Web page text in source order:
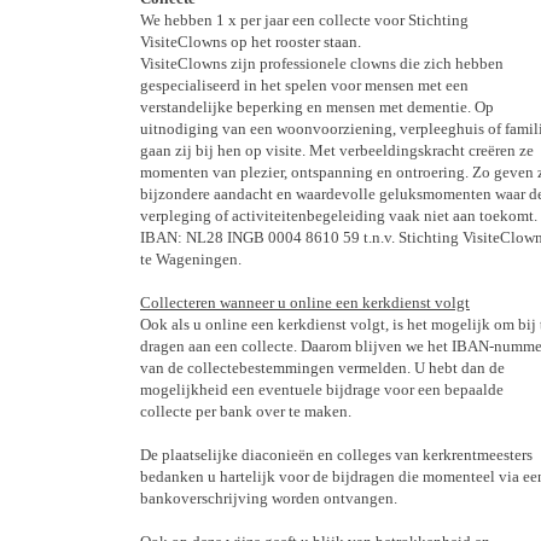
We hebben 1 x per jaar een collecte voor Stichting
VisiteClowns op het rooster staan.
VisiteClowns zijn professionele clowns die zich hebben
gespecialiseerd in het spelen voor mensen met een
verstandelijke beperking en mensen met dementie. Op
uitnodiging van een woonvoorziening, verpleeghuis of
gaan zij bij hen op visite. Met verbeeldingskracht creëren ze
momenten van plezier, ontspanning en ontroering. Zo geven
bijzondere aandacht en waardevolle geluksmomenten waar
verpleging of activiteitenbegeleiding vaak niet aan toekomt.
IBAN: NL28 INGB 0004 8610 59 t.n.v. Stichting
te Wageningen.
Collecteren wanneer u online een kerkdienst volgt
Ook als u online een kerkdienst volgt, is het mogelijk om bij
dragen aan een collecte. Daarom blijven we het IBAN-
van de collectebestemmingen vermelden. U hebt dan de
mogelijkheid een eventuele bijdrage voor een bepaalde
collecte per bank over te maken.
De plaatselijke diaconieën en colleges van kerkrentmeesters
bedanken u hartelijk voor de bijdragen die momenteel via
bankoverschrijving worden ontvangen.